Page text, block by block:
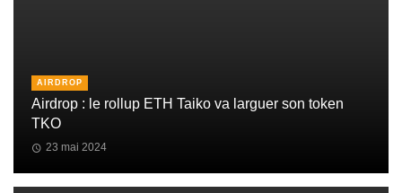
AIRDROP
Airdrop : le rollup ETH Taiko va larguer son token
TKO
23 mai 2024